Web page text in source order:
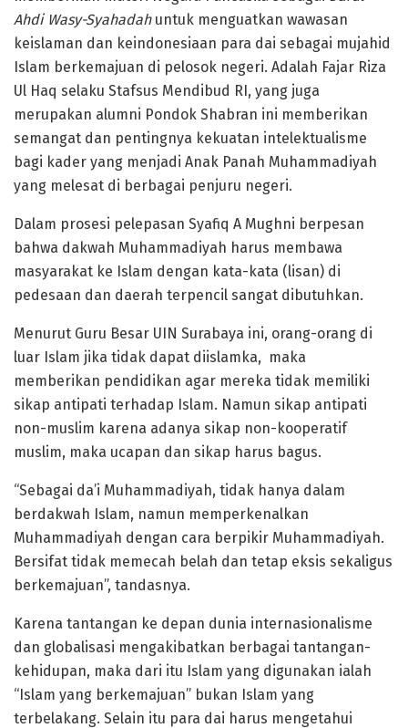
Ahdi Wasy-Syahadahuntuk menguatkan wawasan
keislaman dan keindonesiaan para dai sebagai mujahid
Islam berkemajuan di pelosok negeri. Adalah Fajar Riza
Ul Haq selaku Stafsus Mendibud RI, yang juga
merupakan alumni Pondok Shabran ini memberikan
semangat dan pentingnya kekuatan intelektualisme
bagi kader yang menjadi Anak Panah Muhammadiyah
yang melesat di berbagai penjuru negeri.
Dalam prosesi pelepasan Syafiq A Mughni berpesan
bahwa dakwah Muhammadiyah harus membawa
masyarakat ke Islam dengan kata-kata (lisan) di
pedesaan dan daerah terpencil sangat dibutuhkan.
Menurut Guru Besar UIN Surabaya ini, orang-orang di
luar Islam jika tidak dapat diislamka, maka
memberikan pendidikan agar mereka tidak memiliki
sikap antipati terhadap Islam. Namun sikap antipati
non-muslim karena adanya sikap non-kooperatif
muslim, maka ucapan dan sikap harus bagus.
“Sebagai da’i Muhammadiyah, tidak hanya dalam
berdakwah Islam, namun memperkenalkan
Muhammadiyah dengan cara berpikir Muhammadiyah.
Bersifat tidak memecah belah dan tetap eksis sekaligus
berkemajuan”, tandasnya.
Karena tantangan ke depan dunia internasionalisme
dan globalisasi mengakibatkan berbagai tantangan-
kehidupan, maka dari itu Islam yang digunakan ialah
“Islam yang berkemajuan” bukan Islam yang
terbelakang. Selain itu para dai harus mengetahui